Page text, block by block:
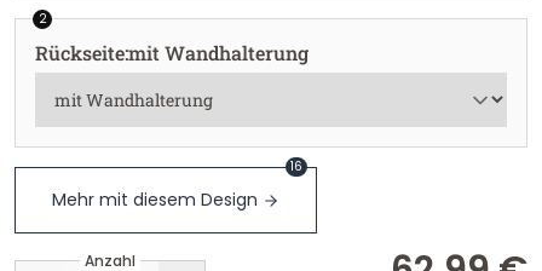
2
Rückseite:mit Wandhalterung
Mehr mit diesem Design
16
Anzahl